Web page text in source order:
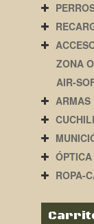
ZONA
AIR-
ARMAS
ÓPTICA
ROPA-